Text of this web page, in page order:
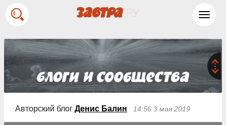
Авторский блог Денис Балин 14:56 3 мая 2019